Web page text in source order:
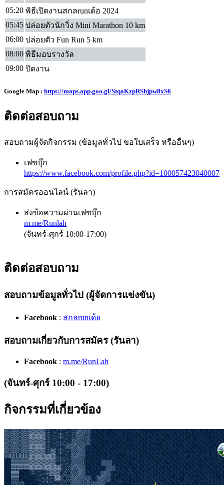
05:20 พิธีเปิดงานสกลrunเด้อ 2024
05:45 ปล่อยตัวนักวิ่ง Mini Marathon 10 km
06:00 ปล่อยตัว Fun Run 5 km
08:00 พิธีมอบรางวัล
09:00 ปิดงาน
Google Map : https://maps.app.goo.gl/StqaKzpRShjpw8xS6
ติดต่อสอบถาม
สอบถามผู้จัดกิจกรรม (ข้อมูลทั่วไป ขอใบเสร็จ หรืออื่นๆ)
เฟซบุ๊ก
https://www.facebook.com/profile.php?id=100057423040007
การสมัครออนไลน์ (รันลา)
ส่งข้อความผ่านเฟซบุ๊ก
m.me/Runlah
(จันทร์-ศุกร์ 10:00-17:00)
ติดต่อสอบถาม
สอบถามข้อมูลทั่วไป (ผู้จัดการแข่งขัน)
Facebook : สกลrunเด้อ
สอบถามเกี่ยวกับการสมัคร (รันลา)
Facebook : m.me/RunLah
(จันทร์-ศุกร์ 10:00 - 17:00)
กิจกรรมที่เกี่ยวข้อง